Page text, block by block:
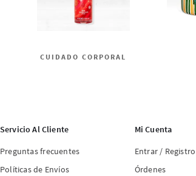
CUIDADO CORPORAL
Servicio Al Cliente
Preguntas frecuentes
Políticas de Envíos
Mi Cuenta
Entrar / Registro
Órdenes